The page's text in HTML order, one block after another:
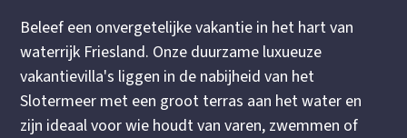
Beleef een onvergetelijke vakantie in het hart van
waterrijk Friesland. Onze duurzame luxueuze
vakantievilla's liggen in de nabijheid van het
Slotermeer met een groot terras aan het water en
zijn ideaal voor wie houdt van varen, zwemmen of